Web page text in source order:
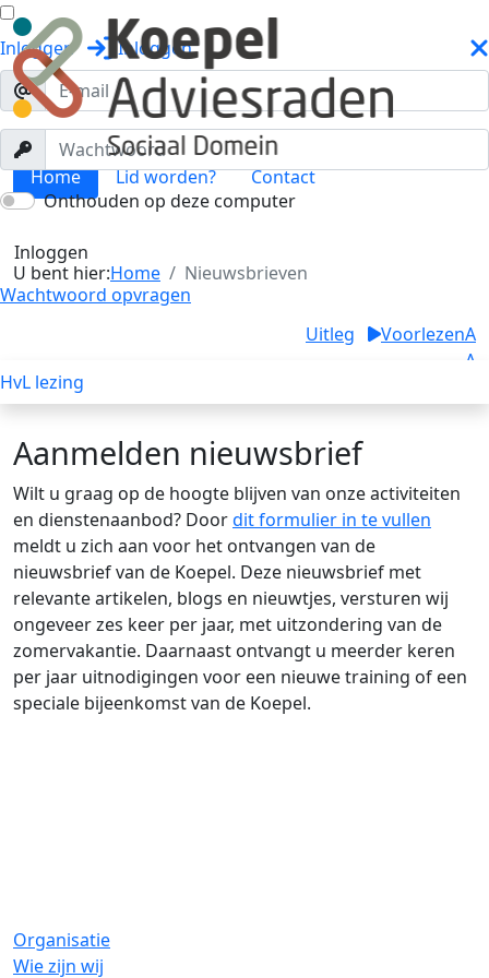
Inloggen Inloggen
Onthouden op deze computer
Inloggen
Wachtwoord opvragen
HvL lezing
Home Lid worden? Contact
U bent hier:Home Nieuwsbrieven
Uitleg VoorlezenA
A
Aanmelden nieuwsbrief
Wilt u graag op de hoogte blijven van onze activiteiten
en dienstenaanbod? Doordit formulier in te vullen
meldt u zich aan voor het ontvangen van de
nieuwsbrief van de Koepel. Deze nieuwsbrief met
relevante artikelen, blogs en nieuwtjes, versturen wij
ongeveer zes keer per jaar, met uitzondering van de
zomervakantie. Daarnaast ontvangt u meerder keren
per jaar uitnodigingen voor een nieuwe training of een
speciale bijeenkomst van de Koepel.
Organisatie
Wie zijn wij